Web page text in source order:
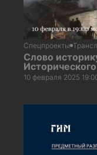
Спецпроекты
Слово
10 февраля 2025